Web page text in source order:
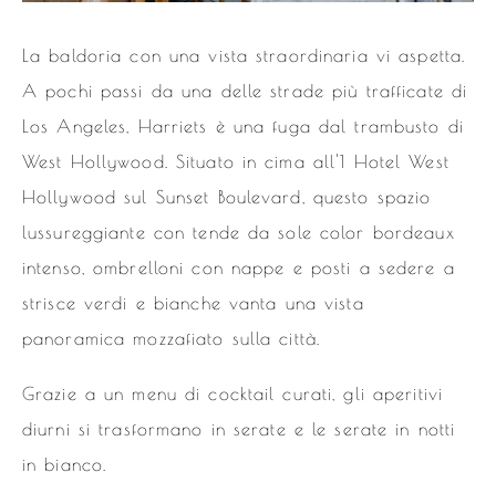
La baldoria con una vista straordinaria vi aspetta.
A pochi passi da una delle strade più trafficate di
Los Angeles, Harriets è una fuga dal trambusto di
West Hollywood. Situato in cima all'1 Hotel West
Hollywood sul Sunset Boulevard, questo spazio
lussureggiante con tende da sole color bordeaux
intenso, ombrelloni con nappe e posti a sedere a
strisce verdi e bianche vanta una vista
panoramica mozzafiato sulla città.
Grazie a un menu di cocktail curati, gli aperitivi
diurni si trasformano in serate e le serate in notti
in bianco.